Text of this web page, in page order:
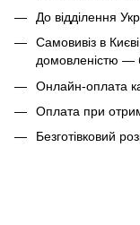
До відділення
Самовивіз в
домовленістю —
Онлайн-оплата
Оплата при
Безготівковий